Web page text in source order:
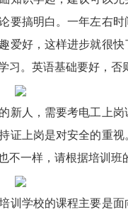
要搞明白。一年左右
爱好，这样进步就很
习。英语基础要好，否
新人，需要考电工上
证上岗是对安全的重
不一样，请根据培训班
训学校的课程主要是